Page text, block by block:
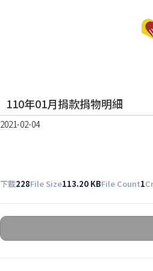
110年01月捐款捐物明細
2021-02-04
下載228File Size113.20 KBFile Count1